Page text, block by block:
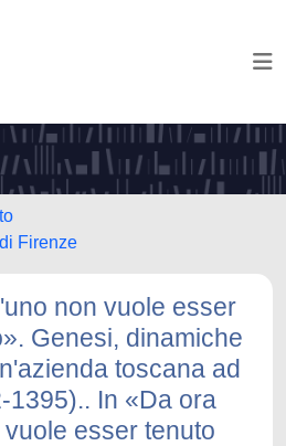
Firenze
non vuole esser
Genesi, dinamiche
toscana ad
1395).. In «Da ora
esser tenuto